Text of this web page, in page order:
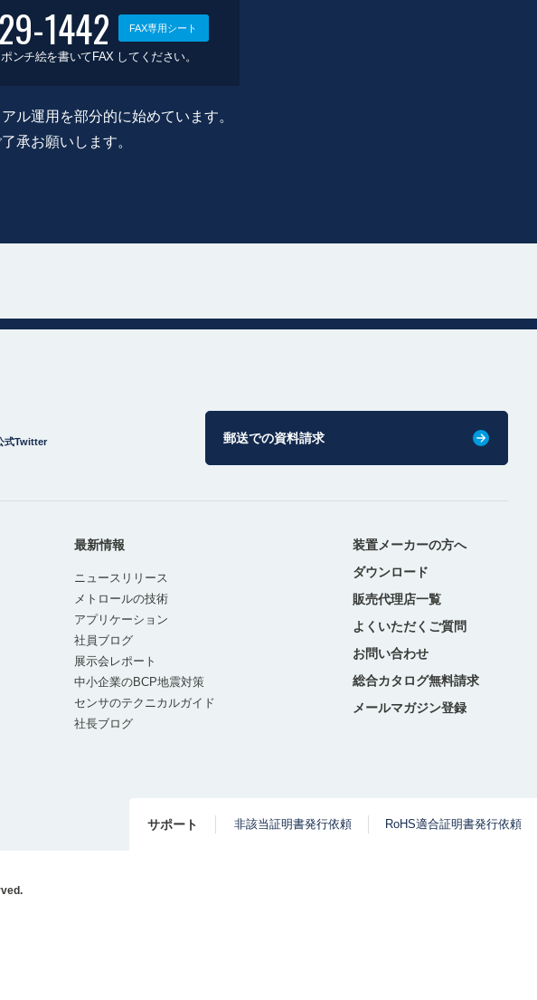
1442 FAX専用シート
ンチ絵を書いてFAX してください。
ル運用を部分的に始めています。
承お願いします。
式Twitter 郵送での資料請求
最新情報
ニュースリリース
メトロールの技術
アプリケーション
社員ブログ
展示会レポート
中小企業のBCP地震対策
センサのテクニカルガイド
社長ブログ
装置メーカーの方へ
ダウンロード
販売代理店一覧
よくいただくご質問
お問い合わせ
総合カタログ無料請求
メールマガジン登録
サポート 非該当証明書発行依頼 RoHS適合証明書発行依頼